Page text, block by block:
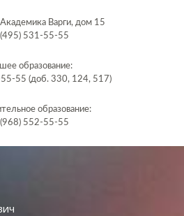
Варги, дом 15
531-55-55
образование:
55 (доб. 330, 124, 517)
образование:
552-55-55